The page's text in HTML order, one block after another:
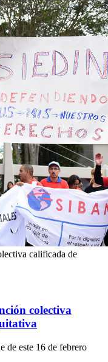
calificada de
colectiva
de este 16 de febrero